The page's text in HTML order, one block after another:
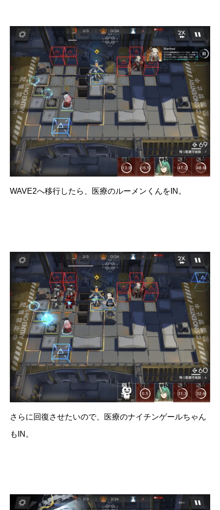
WAVE2へ移行したら、医療のルーメンくんをIN。
さらに回復させたいので、医療のナイチンゲールちゃん
もIN。